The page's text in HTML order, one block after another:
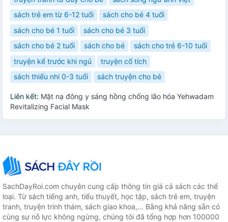
sách trẻ em từ 6-12 tuổi
sách cho bé 4 tuổi
sách cho bé 1 tuổi
sách cho bé 3 tuổi
sách cho bé 2 tuổi
sách cho bé
sách cho trẻ 6-10 tuổi
truyện kể trước khi ngủ
truyện cổ tích
sách thiếu nhi 0-3 tuổi
sách truyện cho bé
Liên kết: Mặt nạ đông y sáng hồng chống lão hóa Yehwadam
Revitalizing Facial Mask
SachDayRoi.com chuyên cung cấp thông tin giá cả sách các thể
loại. Từ sách tiếng anh, tiểu thuyết, học tập, sách trẻ em, truyện
tranh, truyện trinh thám, sách giao khoa,... Bằng khả năng sẵn có
cùng sự nỗ lực không ngừng, chúng tôi đã tổng hợp hơn 100000